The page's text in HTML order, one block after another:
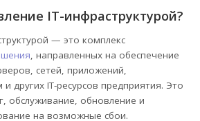
IТ-инфраструктурой?
— это комплекс
, направленных на обеспечение
сетей, приложений,
других IТ-ресурсов предприятия. Это
обслуживание, обновление и
на возможные сбои.